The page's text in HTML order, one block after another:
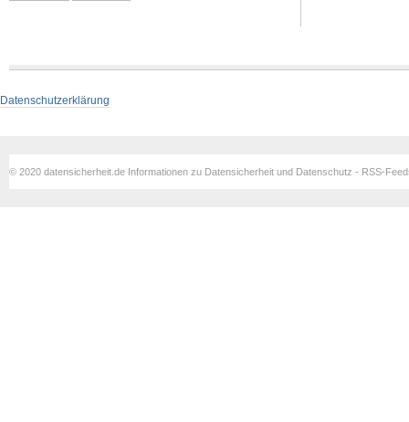
Datenschutzerklärung
© 2020 datensicherheit.de Informationen zu Datensicherheit und Datenschutz - RSS-